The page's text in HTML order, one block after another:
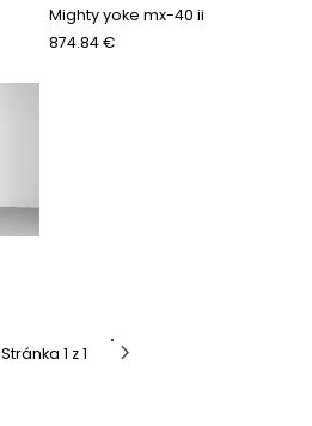
Mighty yoke mx-40 ii
874.84 €
Stránka 1 z 1 chevron_right